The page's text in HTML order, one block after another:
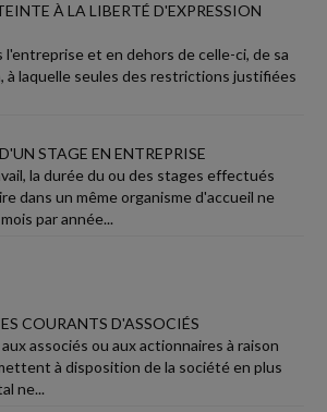
À LA LIBERTÉ D'EXPRESSION
l'entreprise et en dehors de celle-ci, de sa
à laquelle seules des restrictions justifiées
STAGE EN ENTREPRISE
la durée du ou des stages effectués
dans un même organisme d'accueil ne
par année...
COURANTS D'ASSOCIÉS
associés ou aux actionnaires à raison
à disposition de la société en plus
ne...